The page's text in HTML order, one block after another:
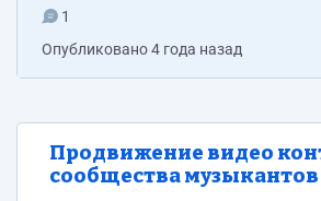
1
Опубликовано4 года назад
Продвижение видео
сообщества музыкантов